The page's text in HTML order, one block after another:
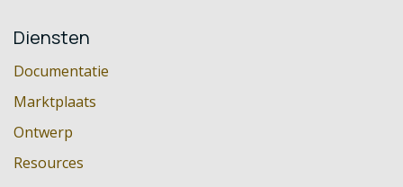
Diensten
Documentatie
Marktplaats
Ontwerp
Resources